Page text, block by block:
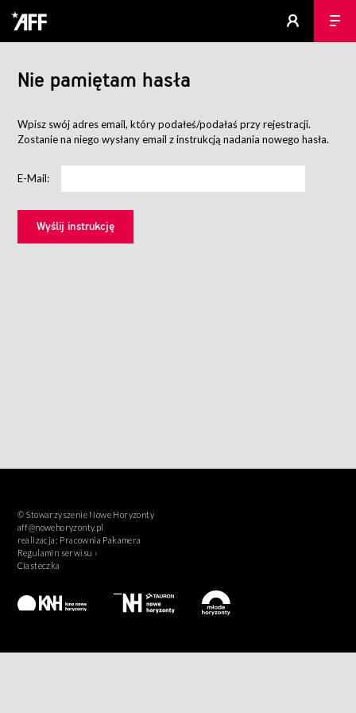
Nie pamiętam hasła
Wpisz swój adres email, który podałeś/podałaś przy rejestracji.
Zostanie na niego wysłany email z instrukcją nadania nowego hasła.
E-Mail:
© Stowarzyszenie Nowe Horyzonty
aff@nowehoryzonty.pl
realizacja: Pracownia Pakamera
Regulamin serwisu ›
Ciasteczka